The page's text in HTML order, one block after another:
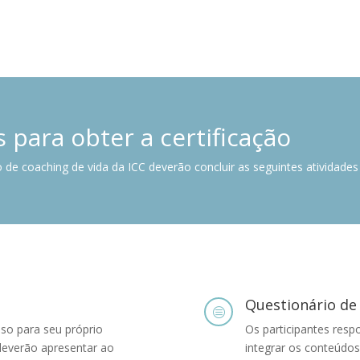
para obter a certificação
coaching de vida da ICC deverão concluir as seguintes
para seu próprio
apresentar ao
c Questionário
Os participantes
integrar os